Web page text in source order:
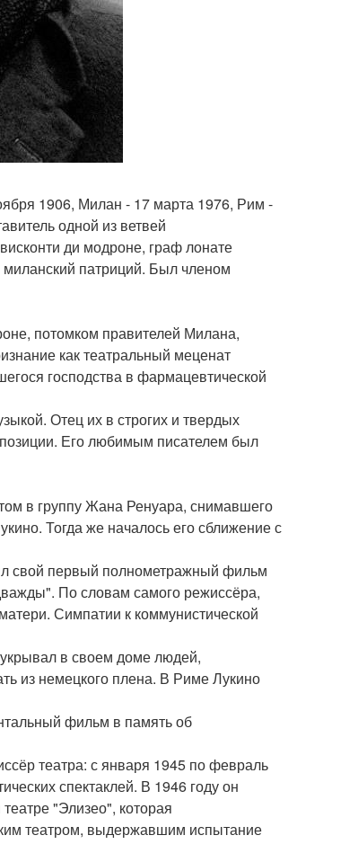
1906, Милан - 17 марта 1976, Рим -
одной из ветвей
ди модроне, граф лонате
патриций. Был членом
потомком правителей Милана,
как театральный меценат
господства в фармацевтической
Отец их в строгих и твердых
Его любимым писателем был
в группу Жана Ренуара, снимавшего
Тогда же началось его сближение с
свой первый полнометражный фильм
По словам самого режиссёра,
Симпатии к коммунистической
в своем доме людей,
из немецкого плена. В Риме Лукино
фильм в память об
театра: с января 1945 по февраль
спектаклей. В 1946 году он
"Элизео", которая
театром, выдержавшим испытание